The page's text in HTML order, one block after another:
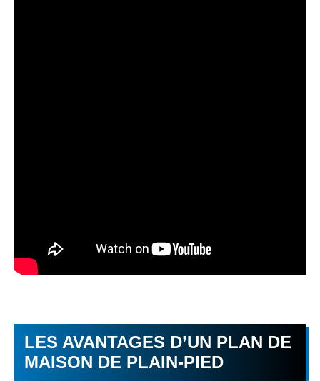
LES AVANTAGES D’UN PLAN DE
MAISON DE PLAIN-PIED